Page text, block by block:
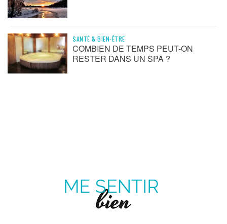
SANTÉ & BIEN-ÊTRE
COMBIEN DE TEMPS PEUT-ON
RESTER DANS UN SPA ?